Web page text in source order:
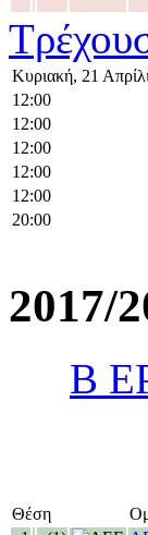
Κυριακή, 21
12:00
12:00
12:00
12:00
12:00
20:00
2017/
Β
Θέση